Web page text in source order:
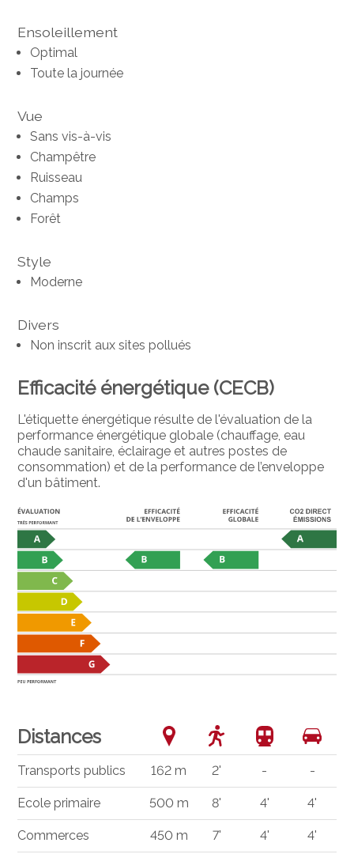
Ensoleillement
Optimal
Toute la journée
Vue
Sans vis-à-vis
Champêtre
Ruisseau
Champs
Forêt
Style
Moderne
Divers
Non inscrit aux sites pollués
Efficacité énergétique (CECB)
L'étiquette énergétique résulte de l'évaluation de la
performance énergétique globale (chauffage, eau
chaude sanitaire, éclairage et autres postes de
consommation) et de la performance de l’enveloppe
d'un bâtiment.
Distances
Transports publics 162 m 2' - -
Ecole primaire 500 m 8' 4' 4'
Commerces 450 m 7' 4' 4'